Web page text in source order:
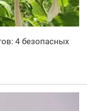
4 безопасных